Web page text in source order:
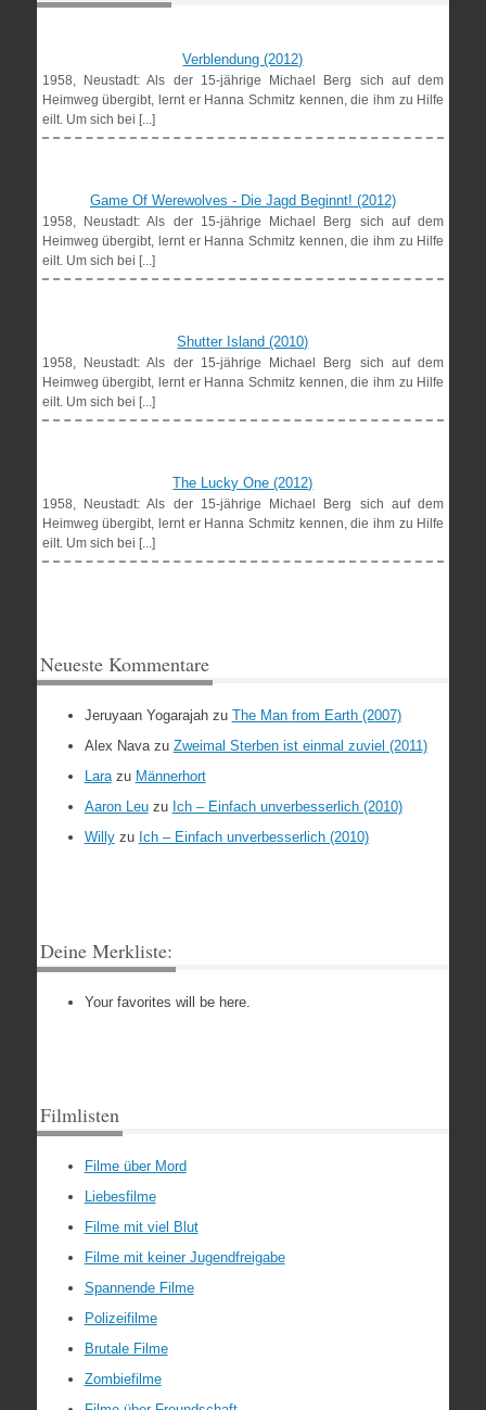
Verblendung (2012)
1958, Neustadt: Als der 15-jährige Michael Berg sich auf dem
Heimweg übergibt, lernt er Hanna Schmitz kennen, die ihm zu Hilfe
eilt. Um sich bei [...]
Game Of Werewolves - Die Jagd Beginnt! (2012)
1958, Neustadt: Als der 15-jährige Michael Berg sich auf dem
Heimweg übergibt, lernt er Hanna Schmitz kennen, die ihm zu Hilfe
eilt. Um sich bei [...]
Shutter Island (2010)
1958, Neustadt: Als der 15-jährige Michael Berg sich auf dem
Heimweg übergibt, lernt er Hanna Schmitz kennen, die ihm zu Hilfe
eilt. Um sich bei [...]
The Lucky One (2012)
1958, Neustadt: Als der 15-jährige Michael Berg sich auf dem
Heimweg übergibt, lernt er Hanna Schmitz kennen, die ihm zu Hilfe
eilt. Um sich bei [...]
Neueste Kommentare
Jeruyaan Yogarajahzu The Man from Earth (2007)
Alex Navazu Zweimal Sterben ist einmal zuviel (2011)
Larazu Männerhort
Aaron Leuzu Ich – Einfach unverbesserlich (2010)
Willyzu Ich – Einfach unverbesserlich (2010)
Deine Merkliste:
Your favorites will be here.
Filmlisten
Filme über Mord
Liebesfilme
Filme mit viel Blut
Filme mit keiner Jugendfreigabe
Spannende Filme
Polizeifilme
Brutale Filme
Zombiefilme